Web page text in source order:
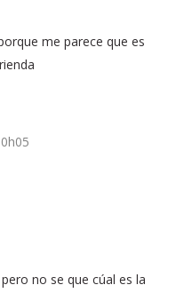
me parece que es
no se que cúal es la